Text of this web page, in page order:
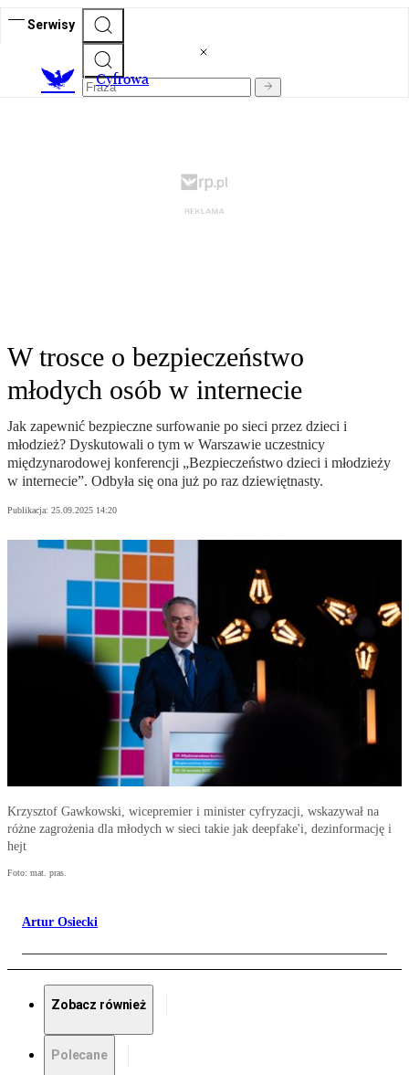
Serwisy
Cyfrowa
W trosce o bezpieczeństwo
młodych osób w internecie
Jak zapewnić bezpieczne surfowanie po sieci przez dzieci i
młodzież? Dyskutowali o tym w Warszawie uczestnicy
międzynarodowej konferencji „Bezpieczeństwo dzieci i młodzieży
w internecie”. Odbyła się ona już po raz dziewiętnasty.
Publikacja: 25.09.2025 14:20
Krzysztof Gawkowski, wicepremier i minister cyfryzacji, wskazywał na
różne zagrożenia dla młodych w sieci takie jak deepfake'i, dezinformację i
hejt
Foto: mat. pras.
Artur Osiecki
Zobacz również
Polecane